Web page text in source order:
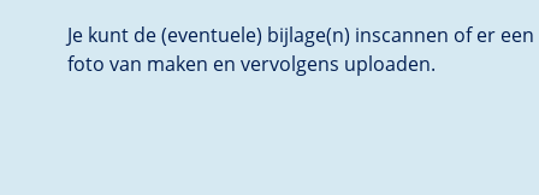
Je kunt de (eventuele) bijlage(n) inscannen of er een
foto van maken en vervolgens uploaden.